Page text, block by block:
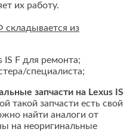
их работу.
из
IS F для ремонта;
специалиста;
запчасти на Lexus IS
такой запчасти есть свой
найти аналоги от
на неоригинальные